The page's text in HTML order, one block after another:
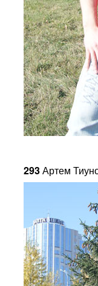
293Артем